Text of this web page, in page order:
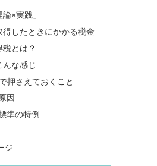
論×実践」
得したときにかかる税金
とは？
んな感じ
押さえておくこと
因
準の特例
ジ